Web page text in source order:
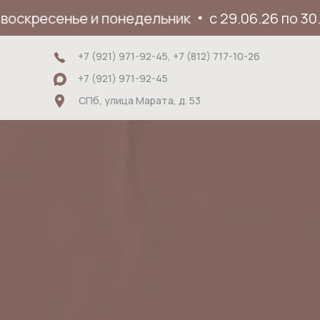
и понедельник с 29.06.26 по
+7 (921) 971-92-45, +7 (812) 717-10-26
+7 (921) 971-92-45
СПб, улица Марата, д. 53